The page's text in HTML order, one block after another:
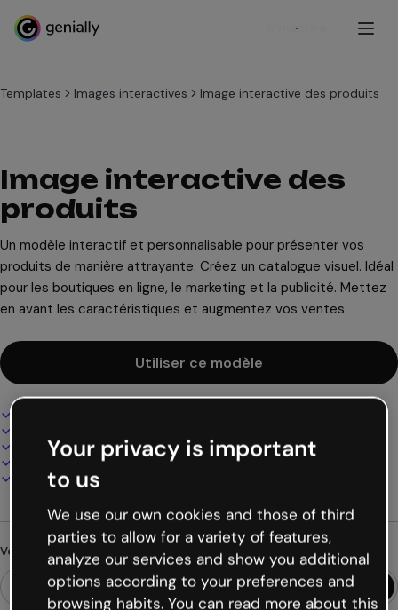
S'inscrire
Templates Images interactives Image interactive des produits
Image interactive des
produits
Un modèle interactif et personnalisable pour présenter vos
produits de manière attrayante. Créez un catalogue visuel. Idéal
pour les boutiques en ligne, le marketing et la publicité. Mettez
en avant les caractéristiques et augmentez vos ventes.
Utiliser ce modèle
Ajoutez audio, vidéo et multimédia
Présentez, partagez ou publiez en ligne
Téléchargez en PDF, MP4 et autres formats
Vous cherchez autre chose ?
Your privacy is important
to us
We use our own cookies and those of third
parties to allow for a variety of features,
analyze our services and show you additional
options according to your preferences and
browsing habits. You can read more about this